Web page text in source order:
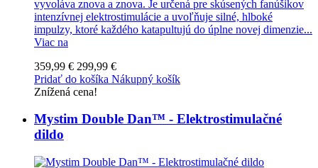
vyvoláva znova a znova. Je určená pre skúsených fanúšikov
intenzívnej elektrostimulácie a uvoľňuje silné, hlboké
impulzy, ktoré každého katapultujú do úplne novej dimenzie...
Viac na
359,99 € 299,99 €
Pridať do košíka Nákupný košík
Znížená cena!
Mystim Double Dan™ - Elektrostimulačné
dildo